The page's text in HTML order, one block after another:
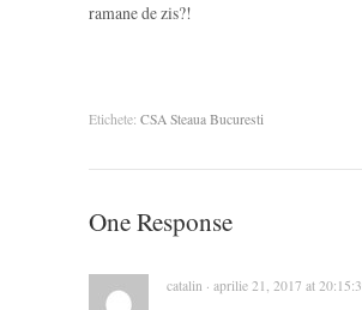
ramane de zis?!
Etichete: CSA Steaua Bucuresti
One Response
catalin · aprilie 21, 2017 at